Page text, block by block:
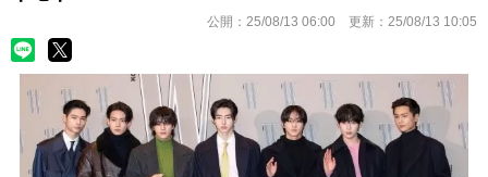
公開： 25/08/13 06:00 更新： 25/08/13 10:05